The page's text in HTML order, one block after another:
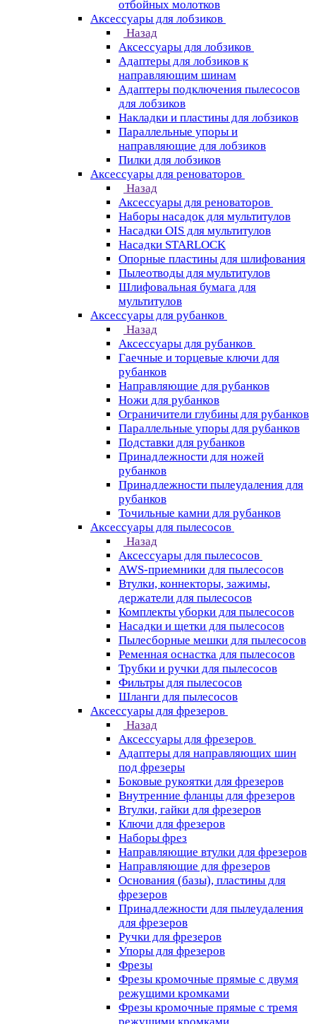
отбойных молотков
Аксессуары для лобзиков
Назад
Аксессуары для лобзиков
Адаптеры для лобзиков к
направляющим шинам
Адаптеры подключения пылесосов
для лобзиков
Накладки и пластины для лобзиков
Параллельные упоры и
направляющие для лобзиков
Пилки для лобзиков
Аксессуары для реноваторов
Назад
Аксессуары для реноваторов
Наборы насадок для мультитулов
Насадки OIS для мультитулов
Насадки STARLOCK
Опорные пластины для шлифования
Пылеотводы для мультитулов
Шлифовальная бумага для
мультитулов
Аксессуары для рубанков
Назад
Аксессуары для рубанков
Гаечные и торцевые ключи для
рубанков
Направляющие для рубанков
Ножи для рубанков
Ограничители глубины для рубанков
Параллельные упоры для рубанков
Подставки для рубанков
Принадлежности для ножей
рубанков
Принадлежности пылеудаления для
рубанков
Точильные камни для рубанков
Аксессуары для пылесосов
Назад
Аксессуары для пылесосов
AWS-приемники для пылесосов
Втулки, коннекторы, зажимы,
держатели для пылесосов
Комплекты уборки для пылесосов
Насадки и щетки для пылесосов
Пылесборные мешки для пылесосов
Ременная оснастка для пылесосов
Трубки и ручки для пылесосов
Фильтры для пылесосов
Шланги для пылесосов
Аксессуары для фрезеров
Назад
Аксессуары для фрезеров
Адаптеры для направляющих шин
под фрезеры
Боковые рукоятки для фрезеров
Внутренние фланцы для фрезеров
Втулки, гайки для фрезеров
Ключи для фрезеров
Наборы фрез
Направляющие втулки для фрезеров
Направляющие для фрезеров
Основания (базы), пластины для
фрезеров
Принадлежности для пылеудаления
для фрезеров
Ручки для фрезеров
Упоры для фрезеров
Фрезы
Фрезы кромочные прямые с двумя
режущими кромками
Фрезы кромочные прямые с тремя